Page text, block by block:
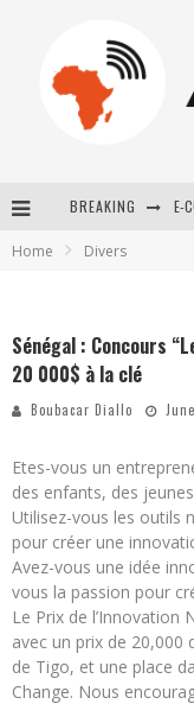
BREAKING
Home Divers
Sénégal : Concours
20 000$ à la clé
Boubacar Diallo
Etes-vous un
des enfants, des
Utilisez-vous les outils
pour créer une
Avez-vous une idée
vous la passion pour
Le Prix de l’Innovation
avec un prix de 20,000
de Tigo, et une place
Change. Nous